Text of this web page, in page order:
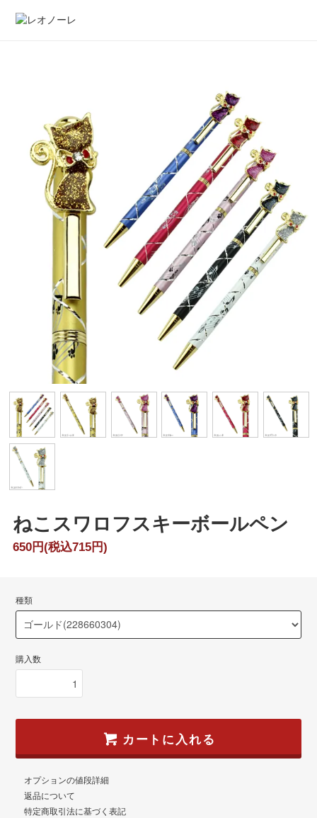
ねこスワロフスキーボールペン
650円(税込715円)
種類
購入数
カートに入れる
オプションの値段詳細
返品について
特定商取引法に基づく表記